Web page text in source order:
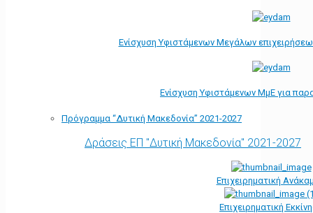
Ενίσχυση Υφιστάμενων Μεγάλων
Ενίσχυση Υφιστάμενων ΜμΕ για
Πρόγραμμα “Δυτική Μακεδονία” 2021-2027
Δράσεις ΕΠ "Δυτική Μακεδονία" 2021-2027
Επιχειρηματική
Επιχειρηματική